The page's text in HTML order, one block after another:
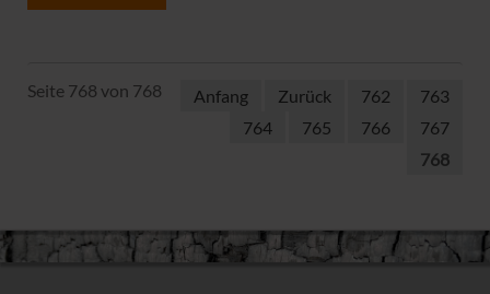
Seite 768 von 768 Anfang Zurück 762
763
764
765 766
767
768